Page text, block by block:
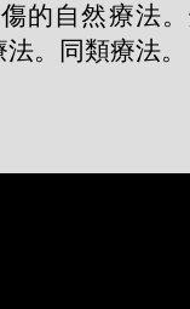
的自然療法
法。同類療法